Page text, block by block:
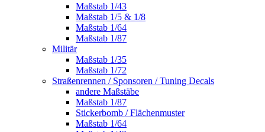
Maßstab 1/43
Maßstab 1/5 & 1/8
Maßstab 1/64
Maßstab 1/87
Militär
Maßstab 1/35
Maßstab 1/72
Straßenrennen / Sponsoren / Tuning Decals
andere Maßstäbe
Maßstab 1/87
Stickerbomb / Flächenmuster
Maßstab 1/64